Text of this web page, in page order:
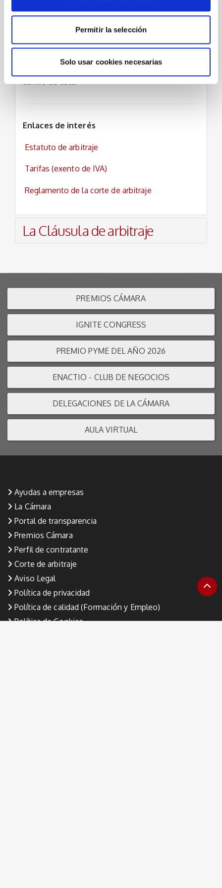
Permitir la selección
Solo usar cookies necesarias
desarrollada como la nuestra genera.
En la institución del arbitraje, los árbitros,
y debiendo contar con la colaboración y el
auxilio de ésta.
Enlaces de interés
Estatuto de arbitraje
Tarifas (exento de IVA)
Reglamento de la corte de arbitraje
La Cláusula de arbitraje
PREMIOS CÁMARA
IGNITE CONGRESS
PREMIO PYME DEL AÑO 2026
ENACTIO - CLUB DE NEGOCIOS
DELEGACIONES DE LA CÁMARA
AULA VIRTUAL
Ayudas a empresas
La Cámara
Portal de transparencia
Premios Cámara
Perfil de contratante
Corte de arbitraje
Aviso Legal
Política de privacidad
Política de calidad (Formación y Empleo)
Política de Cookies